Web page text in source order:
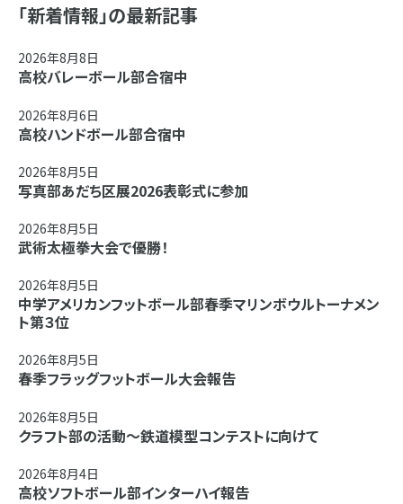
「新着情報」の最新記事
2026年8月8日
高校バレーボール部合宿中
2026年8月6日
高校ハンドボール部合宿中
2026年8月5日
写真部あだち区展2026表彰式に参加
2026年8月5日
武術太極拳大会で優勝！
2026年8月5日
中学アメリカンフットボール部春季マリンボウルトーナメン
ト第３位
2026年8月5日
春季フラッグフットボール大会報告
2026年8月5日
クラフト部の活動～鉄道模型コンテストに向けて
2026年8月4日
高校ソフトボール部インターハイ報告